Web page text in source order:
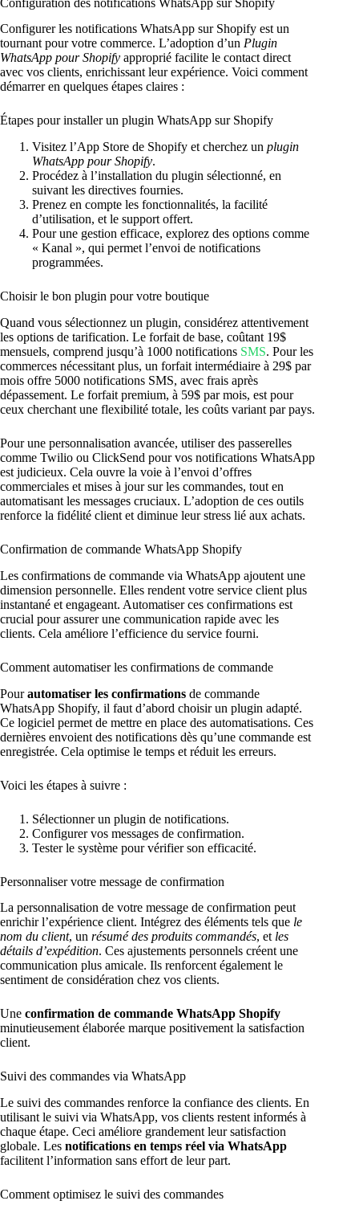
Configurer les notifications WhatsApp sur Shopify est un
tournant pour votre commerce. L’adoption d’un Plugin
WhatsApp pour Shopify approprié facilite le contact direct
avec vos clients, enrichissant leur expérience. Voici comment
démarrer en quelques étapes claires :
Étapes pour installer un plugin WhatsApp sur Shopify
Visitez l’App Store de Shopify et cherchez un plugin
WhatsApp pour Shopify.
Procédez à l’installation du plugin sélectionné, en
suivant les directives fournies.
Prenez en compte les fonctionnalités, la facilité
d’utilisation, et le support offert.
Pour une gestion efficace, explorez des options comme
« Kanal », qui permet l’envoi de notifications
programmées.
Choisir le bon plugin pour votre boutique
Quand vous sélectionnez un plugin, considérez attentivement
les options de tarification. Le forfait de base, coûtant 19$
mensuels, comprend jusqu’à 1000 notifications SMS. Pour les
commerces nécessitant plus, un forfait intermédiaire à 29$ par
mois offre 5000 notifications SMS, avec frais après
dépassement. Le forfait premium, à 59$ par mois, est pour
ceux cherchant une flexibilité totale, les coûts variant par pays.
Pour une personnalisation avancée, utiliser des passerelles
comme Twilio ou ClickSend pour vos notifications WhatsApp
est judicieux. Cela ouvre la voie à l’envoi d’offres
commerciales et mises à jour sur les commandes, tout en
automatisant les messages cruciaux. L’adoption de ces outils
renforce la fidélité client et diminue leur stress lié aux achats.
Confirmation de commande WhatsApp Shopify
Les confirmations de commande via WhatsApp ajoutent une
dimension personnelle. Elles rendent votre service client plus
instantané et engageant. Automatiser ces confirmations est
crucial pour assurer une communication rapide avec les
clients. Cela améliore l’efficience du service fourni.
Comment automatiser les confirmations de commande
Pourautomatiser les confirmations de commande
WhatsApp Shopify, il faut d’abord choisir un plugin adapté.
Ce logiciel permet de mettre en place des automatisations. Ces
dernières envoient des notifications dès qu’une commande est
enregistrée. Cela optimise le temps et réduit les erreurs.
Voici les étapes à suivre :
Sélectionner un plugin de notifications.
Configurer vos messages de confirmation.
Tester le système pour vérifier son efficacité.
Personnaliser votre message de confirmation
La personnalisation de votre message de confirmation peut
enrichir l’expérience client. Intégrez des éléments tels que le
nom du client, un résumé des produits commandés, et les
détails d’expédition. Ces ajustements personnels créent une
communication plus amicale. Ils renforcent également le
sentiment de considération chez vos clients.
Une confirmation de commande WhatsApp Shopify
minutieusement élaborée marque positivement la satisfaction
client.
Suivi des commandes via WhatsApp
Le suivi des commandes renforce la confiance des clients. En
utilisant le suivi via WhatsApp, vos clients restent informés à
chaque étape. Ceci améliore grandement leur satisfaction
globale. Les notifications en temps réel via WhatsApp
facilitent l’information sans effort de leur part.
Comment optimisez le suivi des commandes